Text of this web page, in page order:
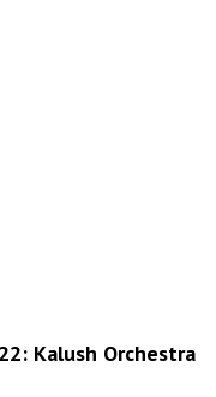
Kalush Orchestra